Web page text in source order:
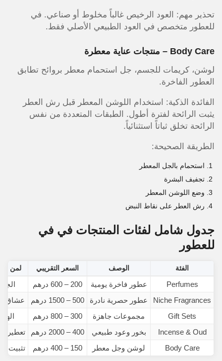
تحذير مهم: العود الرخيص غالباً مخلوط أو صناعي. في
للعطور متخصص في العود الطبيعي الأصلي فقط.
Body Care – منتجات عناية معطرة
لوشن، كريمات للجسم، جل استحمام معطر بروائح تطابق
العطور الفاخرة.
الفائدة الذكية: استخدام اللوشن المعطر قبل رش العطر
يثبت الرائحة لفترة أطول. الطبقات المتعددة من نفس
الرائحة تخلق ثباتاً استثنائياً.
الطريقة الصحيحة:
استحمام بالجل المعطر
تجفيف البشرة
وضع اللوشن المعطر
رش العطر على نقاط النبض
جدول شامل لفئات المنتجات في في
للعطور
الفئة الوصف السعر التقريبي لمن
Perfumes عطور فاخرة يومية 200 – 600 درهم
Niche Fragrances
عطور حصرية نادرة 500 – 1500 درهم
عشاق
Gift Sets
مجموعات جاهزة 300 – 800 درهم
Incense & Oud
بخور وعود طبيعي 400 – 2000 درهم
تعطير
Body Care
لوشن وجل معطر 150 – 400 درهم تثبيت